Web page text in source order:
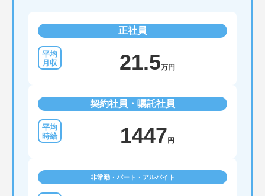
正社員
21.5万円
契約社員・嘱託社員
1447 円
非常勤・パート・アルバイト